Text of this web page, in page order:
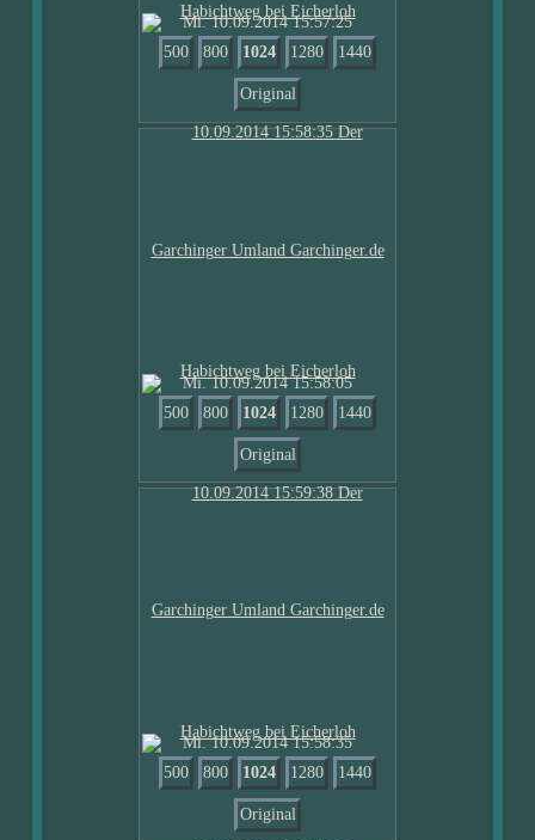
Mi. 10.09.2014 15:57:25
500
800 1024 1280 1440
Original
Mi. 10.09.2014 15:58:05
500
800 1024 1280 1440
Original
Mi. 10.09.2014 15:58:35
500
800 1024 1280 1440
Original